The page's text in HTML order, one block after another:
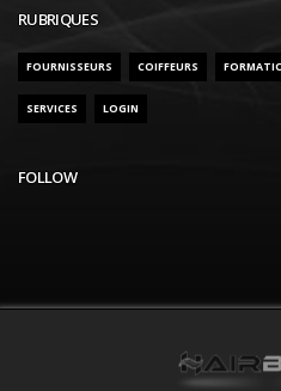
RUBRIQUES
FOURNISSEURS COIFFEURS
SERVICES LOGIN
FOLLOW